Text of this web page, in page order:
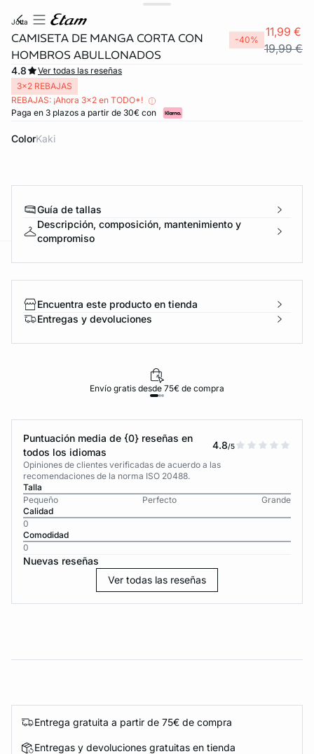
jotta
CAMISETA DE MANGA CORTA CON
HOMBROS ABULLONADOS
-40%
11,99 €
19,99 €
4.8
Ver todas las reseñas
3x2 REBAJAS
REBAJAS: ¡Ahora 3x2 en TODO*!
Paga en 3 plazos a partir de 30€ con
Color kaki
Guía de tallas
Descripción, composición, mantenimiento y
compromiso
Encuentra este producto en tienda
Entregas y devoluciones
Envío gratis desde 75€ de compra
Puntuación media de {0} reseñas en
todos los idiomas
4.8/5
Opiniones de clientes verificadas de acuerdo a las
recomendaciones de la norma ISO 20488.
Talla
Pequeño
Perfecto
Grande
Calidad
0
Comodidad
0
Nuevas reseñas
Ver todas las reseñas
Entrega gratuita a partir de 75€ de compra
Entregas y devoluciones gratuitas en tienda